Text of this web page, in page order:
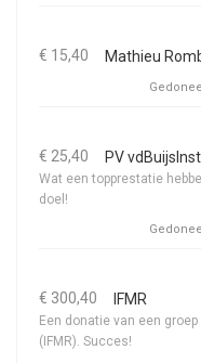
€ 15,40 Mathieu
€ 25,40 PV
Wat een topprestatie
doel!
€ 300,40 IFMR
Een donatie van een
(IFMR). Succes!